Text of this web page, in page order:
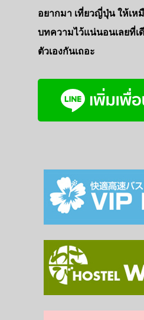
อยากมา เที่ยวญี่ปุ่น ให้เห
บทความไว้แน่นอนเลยที่เ
ตัวเองกันเถอะ